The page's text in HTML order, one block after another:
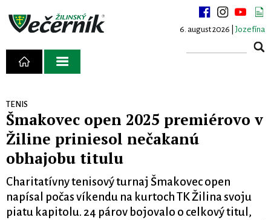
6. august 2026 | Jozefína
TENIS
Šmakovec open 2025 premiérovo v
Žiline priniesol nečakanú
obhajobu titulu
Charitatívny tenisový turnaj Šmakovec open
napísal počas víkendu na kurtoch TK Žilina svoju
piatu kapitolu. 24 párov bojovalo o celkový titul,